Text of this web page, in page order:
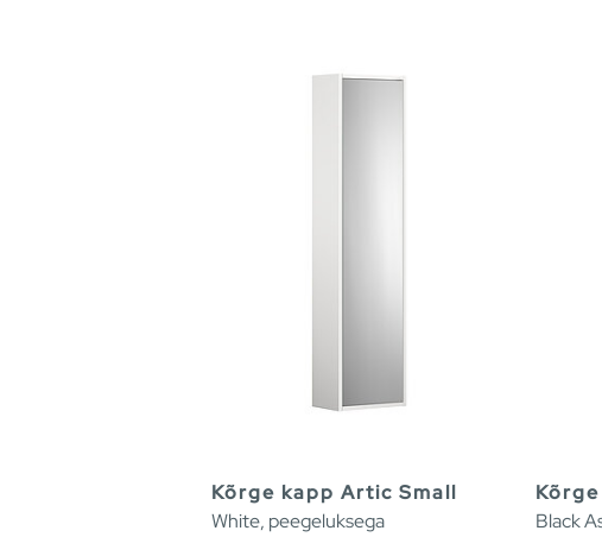
Kõrge kapp Artic Small
White, peegeluksega
Black